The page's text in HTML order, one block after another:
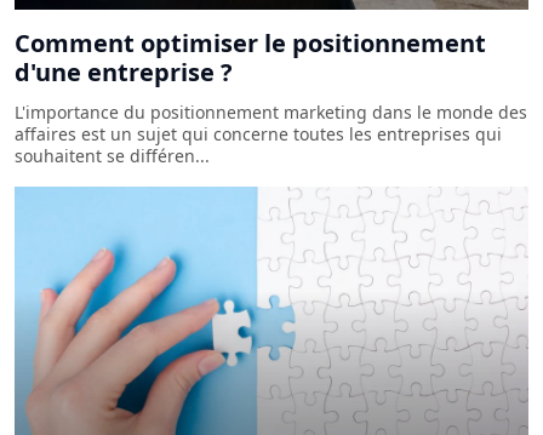
Comment optimiser le positionnement
d'une entreprise ?
L'importance du positionnement marketing dans le monde des
affaires est un sujet qui concerne toutes les entreprises qui
souhaitent se différen...